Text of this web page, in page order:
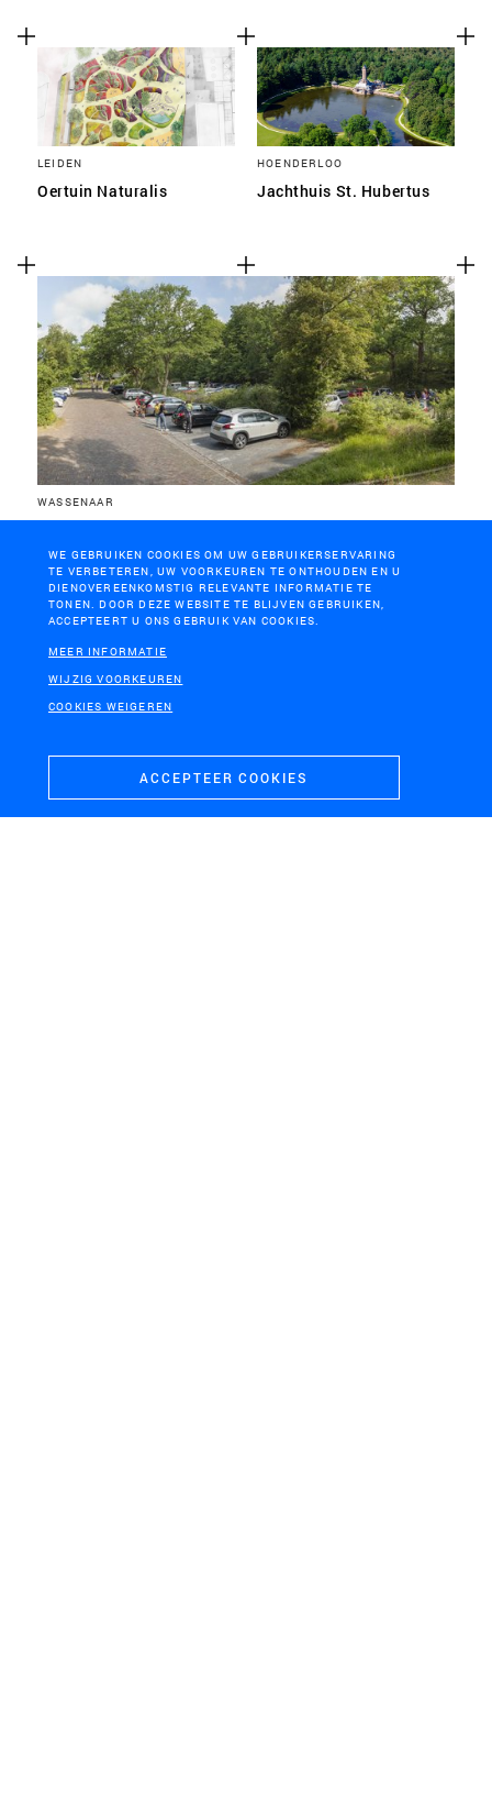
LEIDEN
Oertuin Naturalis
HOENDERLOO
Jachthuis St. Hubertus
WASSENAAR
WE GEBRUIKEN COOKIES OM UW GEBRUIKERSERVARING
TE VERBETEREN, UW VOORKEUREN TE ONTHOUDEN EN U
DIENOVEREENKOMSTIG RELEVANTE INFORMATIE TE
TONEN. DOOR DEZE WEBSITE TE BLIJVEN GEBRUIKEN,
ACCEPTEERT U ONS GEBRUIK VAN COOKIES.
MEER INFORMATIE
WIJZIG VOORKEUREN
COOKIES WEIGEREN
ACCEPTEER COOKIES